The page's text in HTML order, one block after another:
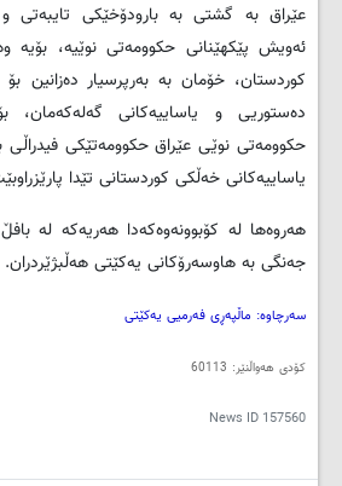
عێراق به‌ گشتی به‌ بارودۆخێکی تایبه‌تی و
ئه‌ویش پێکهێنانی حکوومه‌تی نوێیه‌، بۆیه‌
کوردستان، خۆمان به‌ به‌رپرسیار ده‌زانین
ده‌ستوریی و یاساییه‌کانی گه‌له‌که‌مان،
حکوومه‌تی نوێی عێراق حکوومه‌تێکی
یاساییه‌کانی خه‌ڵکی کوردستانی تێدا
هەروەها لە کۆبوونەوەکەدا هەریەكە لە
جەنگی بە هاوسەرۆكانی یەكێتی هەڵبژێردران.
سەرچاوە: ماڵپەڕی فەرمیی یەکێتی
کۆدی هەواڵنێر: 60113
News ID 157560